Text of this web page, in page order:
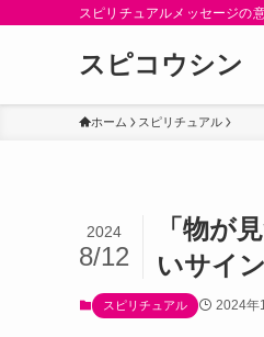
スピリチュアルメッセージの
スピコウシン
ホーム スピリチュアル
「物が
いサイ
2024
8/12
スピリチュアル 2024年